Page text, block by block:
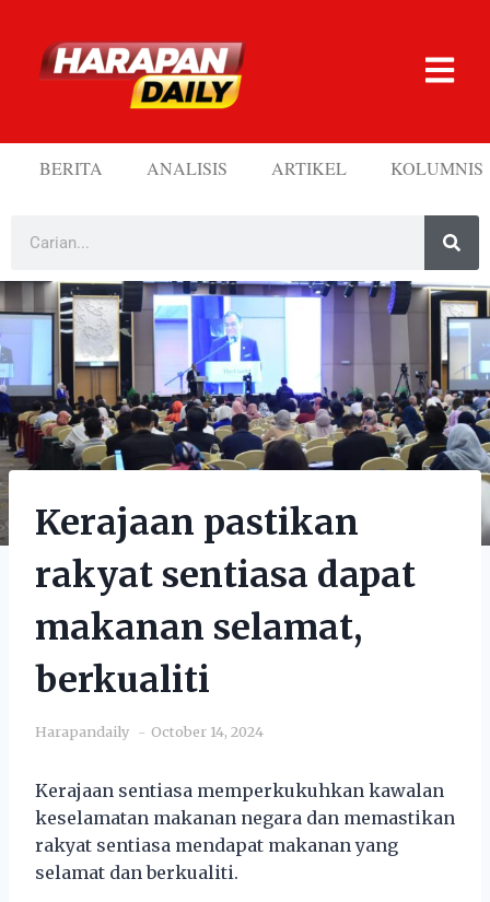
BERITA ANALISIS ARTIKEL KOLUMNIS
Kerajaan pastikan
rakyat sentiasa dapat
makanan selamat,
berkualiti
Harapandaily October 14, 2024
Kerajaan sentiasa memperkukuhkan kawalan
keselamatan makanan negara dan memastikan
rakyat sentiasa mendapat makanan yang
selamat dan berkualiti.